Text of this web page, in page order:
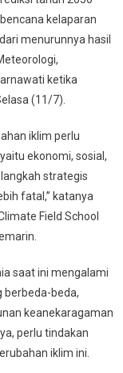
kelaparan
menurunnya hasil
ketika
(11/7).
iklim perlu
ekonomi, sosial,
strategis
fatal,” katanya
Field School
saat ini mengalami
berbeda-beda,
keanekaragaman
perlu tindakan
iklim ini.